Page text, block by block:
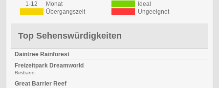
1-12 Monat
Ideal
Übergangszeit
Ungeeignet
Top Sehenswürdigkeiten
Daintree Rainforest
Freizeitpark Dreamworld
Brisbane
Great Barrier Reef